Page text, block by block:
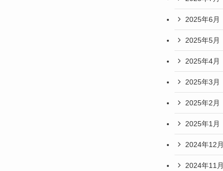
2025年6月
2025年5月
2025年4月
2025年3月
2025年2月
2025年1月
2024年12月
2024年11月